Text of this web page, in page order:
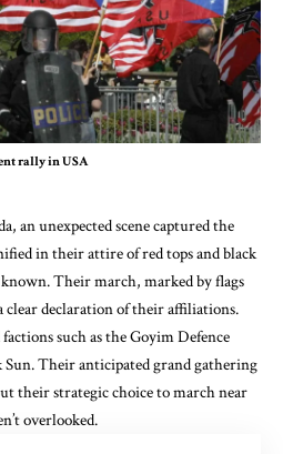
rally in USA
an unexpected scene captured the
in their attire of red tops and black
Their march, marked by flags
clear declaration of their affiliations.
such as the Goyim Defence
Sun. Their anticipated grand gathering
their strategic choice to march near
overlooked.